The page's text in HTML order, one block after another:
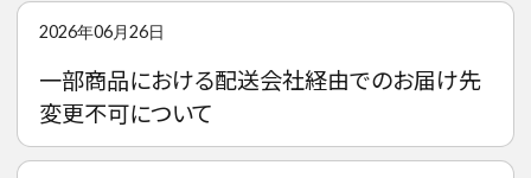
2026年06月26日
一部商品における配送会社経由でのお届け先
変更不可について